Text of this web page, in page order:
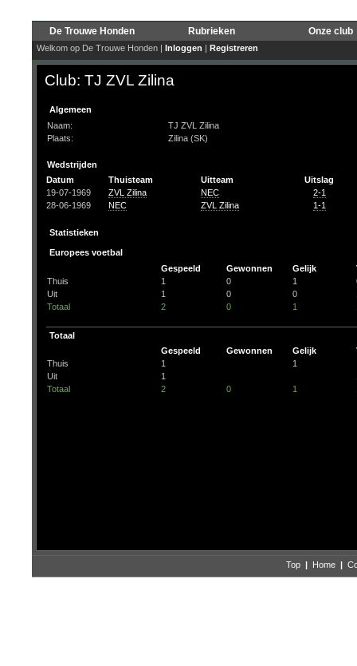
De Trouwe Honden Rubrieken Onze club
Welkom op De Trouwe Honden | Inloggen | Registreren
Club: TJ ZVL Zilina
Algemeen
Naam:
TJ ZVL Zilina
Plaats:
Zilina (SK)
Wedstrijden
Datum
Thuisteam Uitteam
Uitslag
19-07-1969
ZVL Zilina NEC
2-1
28-06-1969
NEC ZVL Zilina 1-1
Statistieken
Europees voetbal
Gespeeld
Gewonnen Gelijk
Thuis
1 0 1
Uit
1 0 0
Totaal
2 0 1
Totaal
Gespeeld
Gewonnen Gelijk
Thuis
1
1
Uit
1
Totaal
2 0 1
Top | Home |